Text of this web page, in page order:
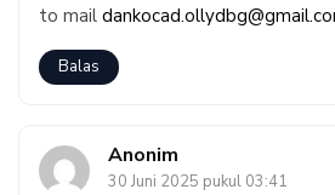
to mail
Balas
Anonim
30 Juni 2025 pukul 03:41